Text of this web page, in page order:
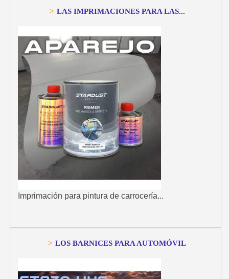
> LAS IMPRIMACIONES PARA LAS...
Imprimación para pintura de carrocería...
> LOS BARNICES PARA AUTOMÓVIL